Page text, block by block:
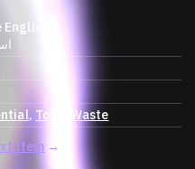
Toxic Waste
Item →